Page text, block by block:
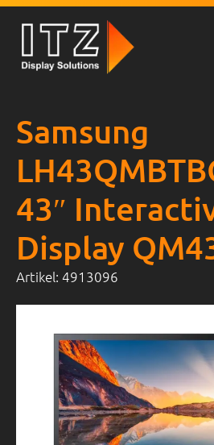
Zum
Inhalt
Samsung
43″
Display
Artikel: 4913096